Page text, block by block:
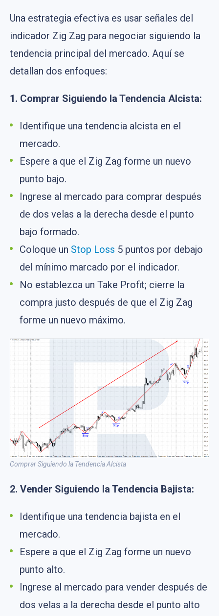
Una estrategia efectiva es usar señales del
indicador Zig Zag para negociar siguiendo la
tendencia principal del mercado. Aquí se
detallan dos enfoques:
1. Comprar Siguiendo la Tendencia Alcista:
Identifique una tendencia alcista en el
mercado.
Espere a que el Zig Zag forme un nuevo
punto bajo.
Ingrese al mercado para comprar después
de dos velas a la derecha desde el punto
bajo formado.
Coloque un Stop Loss 5 puntos por debajo
del mínimo marcado por el indicador.
No establezca un Take Profit; cierre la
compra justo después de que el Zig Zag
forme un nuevo máximo.
Comprar Siguiendo la Tendencia Alcista
2. Vender Siguiendo la Tendencia Bajista:
Identifique una tendencia bajista en el
mercado.
Espere a que el Zig Zag forme un nuevo
punto alto.
Ingrese al mercado para vender después de
dos velas a la derecha desde el punto alto